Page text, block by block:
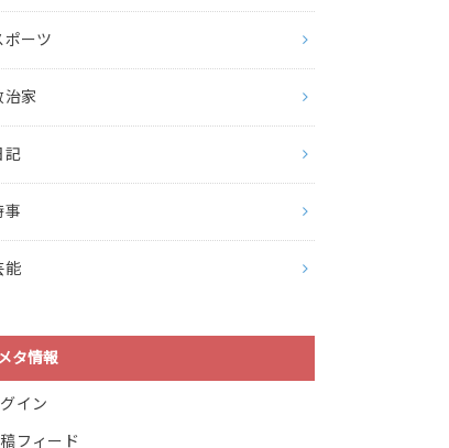
ポーツ
治家
記
事
能
メタ情報
イン
フィード